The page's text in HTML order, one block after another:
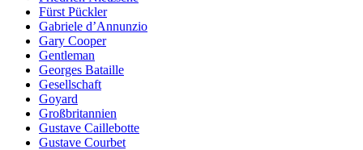
Fürst Pückler
Gabriele d’Annunzio
Gary Cooper
Gentleman
Georges Bataille
Gesellschaft
Goyard
Großbritannien
Gustave Caillebotte
Gustave Courbet